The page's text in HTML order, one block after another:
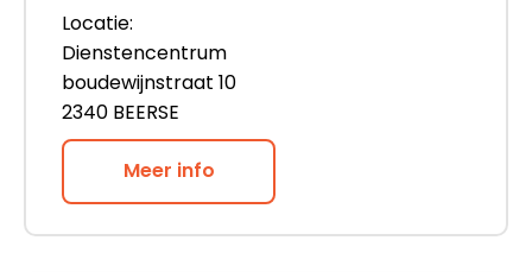
Locatie:
Dienstencentrum
boudewijnstraat 10
2340 BEERSE
Meer info